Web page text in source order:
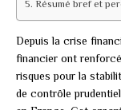
Résumé bref et
Depuis la crise
financier ont
risques pour la
de contrôle